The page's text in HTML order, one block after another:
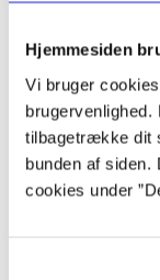
Hjemmesiden
Vi bruger
tilbagetrække dit
bunden af
cookies under
...
...